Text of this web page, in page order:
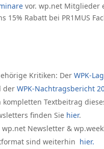
vor. wp.net Mitglieder
15% Rabatt bei PR1MUS
Kritiken: Der WPK-
der WPK-Nachtragsbericht
kompletten Textbeitrag
finden Sie hier.
wp.net Newsletter &
sind weiterhin hier.